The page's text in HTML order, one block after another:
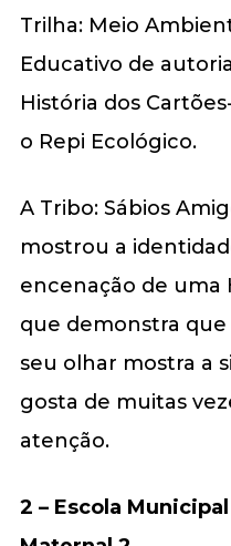
Trilha: Meio
Educativo de
História dos
o Repi Ecológico.
A Tribo: Sábios
mostrou a
encenação de uma
que demonstra que
seu olhar mostra a
gosta de muitas
atenção.
2 – Escola